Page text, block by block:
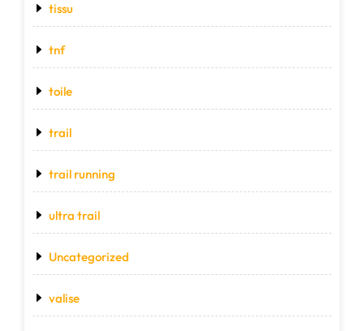
tissu
tnf
toile
trail
trail running
ultra trail
Uncategorized
valise